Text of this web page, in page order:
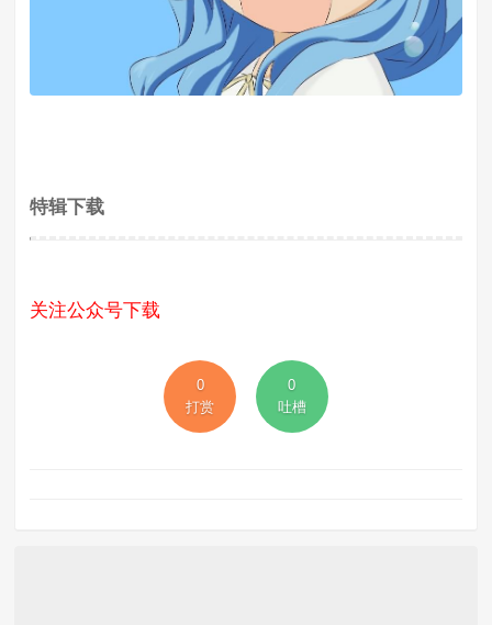
特辑下载
关注公众号下载
0
打赏
0
吐槽